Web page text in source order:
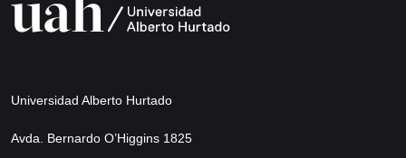
Universidad Alberto Hurtado
Avda. Bernardo O’Higgins 1825